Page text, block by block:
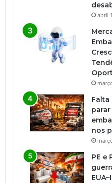
abril
Falta
nos
PE e